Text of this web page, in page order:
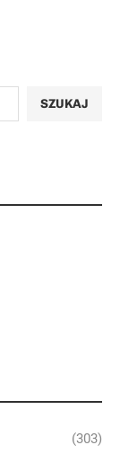
SZUKAJ
(303)